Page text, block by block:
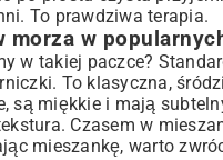
i Porady Eksperta
owoców morza?
mieszanki
Kulinarna Przygoda z
To prawdziwa terapia.
morza w
w takiej paczce?
To klasyczna,
są miękkie i mają
Czasem w
mieszankę, warto